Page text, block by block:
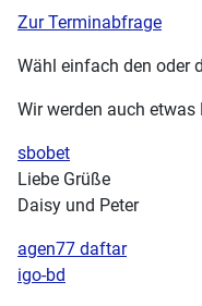
Zur Terminabfrage
Wähl einfach den oder
Wir werden auch
sbobet
Liebe Grüße
Daisy und Peter
agen77 daftar
igo-bd